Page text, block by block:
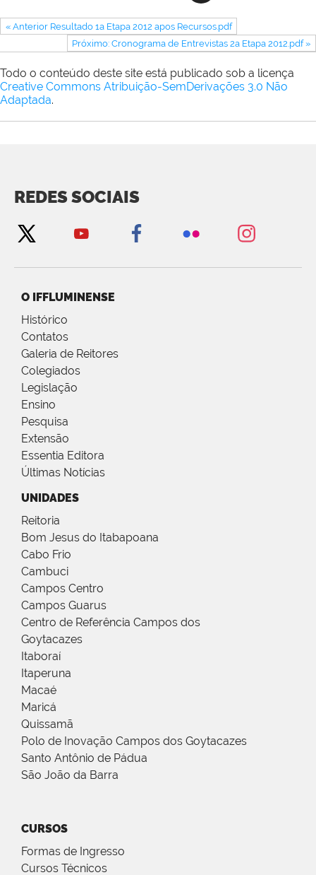
« Anterior Resultado 1a Etapa 2012 apos Recursos.pdf
Próximo: Cronograma de Entrevistas 2a Etapa 2012.pdf »
Todo o conteúdo deste site está publicado sob a licença
Creative Commons Atribuição-SemDerivações 3.0 Não
Adaptada.
REDES SOCIAIS
O IFFLUMINENSE
Histórico
Contatos
Galeria de Reitores
Colegiados
Legislação
Ensino
Pesquisa
Extensão
Essentia Editora
Últimas Notícias
UNIDADES
Reitoria
Bom Jesus do Itabapoana
Cabo Frio
Cambuci
Campos Centro
Campos Guarus
Centro de Referência Campos dos
Goytacazes
Itaboraí
Itaperuna
Macaé
Maricá
Quissamã
Polo de Inovação Campos dos Goytacazes
Santo Antônio de Pádua
São João da Barra
CURSOS
Formas de Ingresso
Cursos Técnicos